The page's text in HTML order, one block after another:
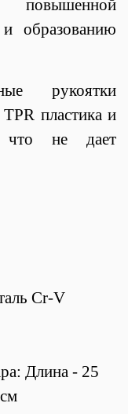
образованию
рукоятки
пластика и
что не дает
Cr-V
Длина - 25